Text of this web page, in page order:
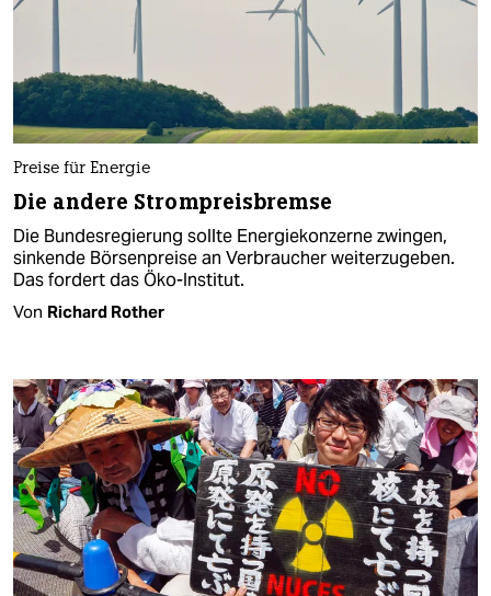
Preise für Energie
Die andere Strompreisbremse
Die Bundesregierung sollte Energiekonzerne zwingen,
sinkende Börsenpreise an Verbraucher weiterzugeben.
Das fordert das Öko-Institut.
Von Richard Rother